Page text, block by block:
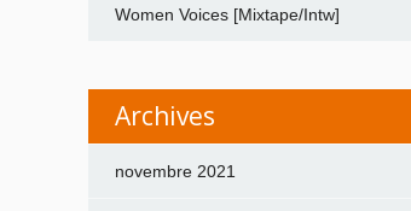
Women Voices [Mixtape/Intw]
Archives
novembre 2021